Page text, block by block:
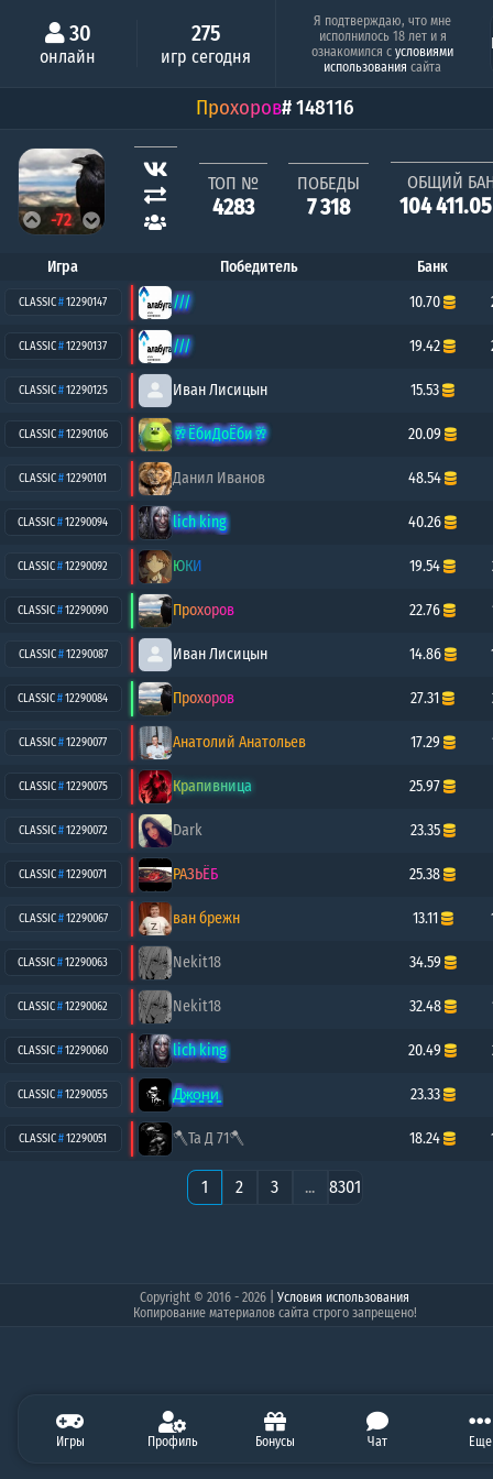
5.00 28.07 54.47 2500.00
Игры Профиль Бонусы Чат Еще
30
онлайн
275
игр сегодня
Минимальный шанс
Анатолий Анатольев
3.35%
Я подтверждаю, что мне
исполнилось 18 лет и я
ознакомился сусловиями
использования сайта
Прохоров# 148116
-72
ТОП №
4283
ПОБЕДЫ
7 318
ОБЩИЙ
104
Игра Победитель Банк
CLASSIC#12290147 /// 10.70
CLASSIC#12290137 /// 19.42
CLASSIC#12290125 Иван Лисицын 15.53
CLASSIC#12290106 🥂ЁбиДоЁби🥂 20.09
CLASSIC#12290101 Данил Иванов 48.54
CLASSIC#12290094 lich king 40.26
CLASSIC#12290092 ЮКИ 19.54
CLASSIC#12290090 Прохоров 22.76
CLASSIC#12290087 Иван Лисицын 14.86
CLASSIC#12290084 Прохоров 27.31
CLASSIC#12290077 Анатолий Анатольев 17.29
CLASSIC#12290075 Крапивница 25.97
CLASSIC#12290072 Dark 23.35
CLASSIC#12290071 РАЗЬЁБ 25.38
CLASSIC#12290067 ван брежн 13.11
CLASSIC#12290063 Nekit18 34.59
CLASSIC#12290062 Nekit18 32.48
CLASSIC#12290060 lich king 20.49
CLASSIC#12290055 Д̳ж̳о̳н̳и̳ 23.33
CLASSIC#12290051 🪓Та Д 71🪓 18.24
1 2 3 ... 8301
Copyright © 2016 - 2026 |Условия использования
Копирование материалов сайта строго запрещено!